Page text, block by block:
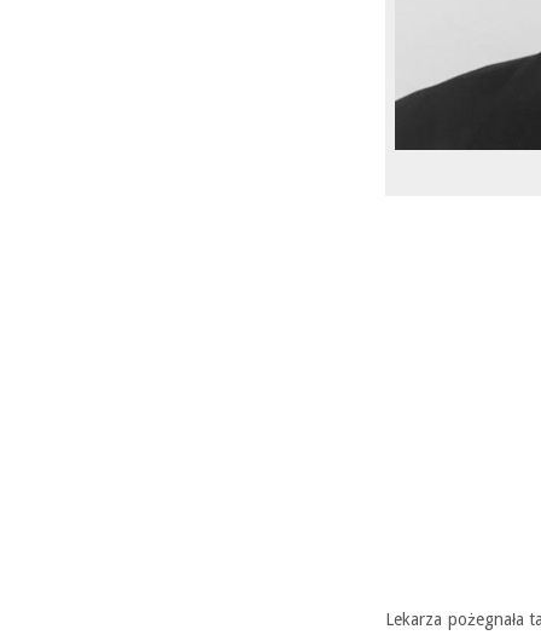
Lekarza pożegnała